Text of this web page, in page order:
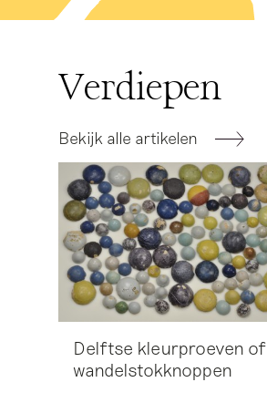
Verdiepen
Bekijk alle artikelen
Delftse kleurproeven of
wandelstokknoppen